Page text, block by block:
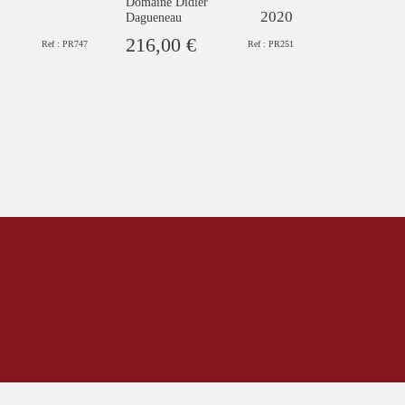
Ref : PR747
Dagueneau
2020
216,00 € Ref : PR251